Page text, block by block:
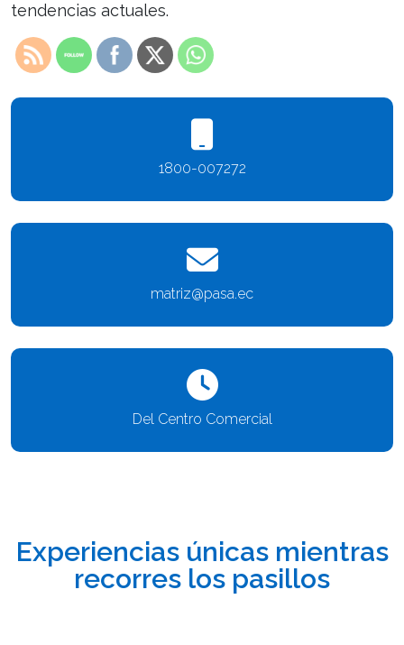
tendencias actuales.
1800-007272
matriz@pasa.ec
Del Centro Comercial
Experiencias únicas mientras
recorres los pasillos